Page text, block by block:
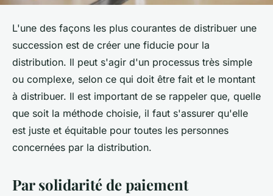
L'une des façons les plus courantes de distribuer une
succession est de créer une fiducie pour la
distribution. Il peut s'agir d'un processus très simple
ou complexe, selon ce qui doit être fait et le montant
à distribuer. Il est important de se rappeler que, quelle
que soit la méthode choisie, il faut s'assurer qu'elle
est juste et équitable pour toutes les personnes
concernées par la distribution.
Par solidarité de paiement